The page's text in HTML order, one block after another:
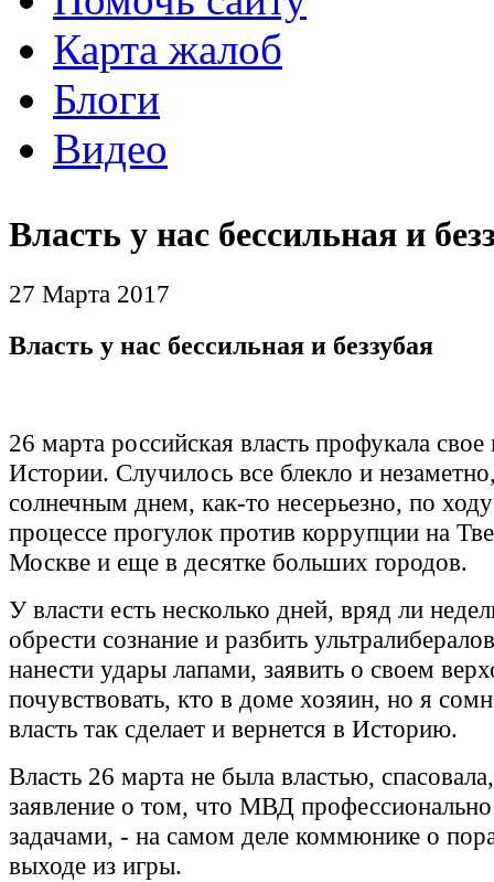
Карта жалоб
Блоги
Видео
Власть у нас бессильная и
27 Марта 2017
Власть у нас бессильная и беззубая
26 марта российская власть профукала свое
Истории. Случилось все блекло и
солнечным днем, как-то несерьезно, по
процессе прогулок против коррупции на
Москве и еще в десятке больших городов.
У власти есть несколько дней, вряд ли
обрести сознание и разбить
нанести удары лапами, заявить о своем
почувствовать, кто в доме хозяин, но я
власть так сделает и вернется в Историю.
Власть 26 марта не была властью,
заявление о том, что МВД профессионально
задачами, - на самом деле коммюнике о
выходе из игры.